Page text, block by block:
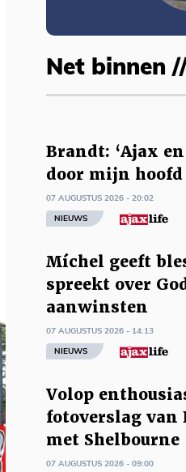
Net binnen
Brandt: ‘Ajax
door mijn hoofd
07 AUGUSTUS 2026 - 20:02
NIEUWS
Míchel geeft
spreekt over
aanwinsten
07 AUGUSTUS 2026 - 14:13
NIEUWS
Volop
fotoverslag van
met Shelbourne
07 AUGUSTUS 2026 - 09:00